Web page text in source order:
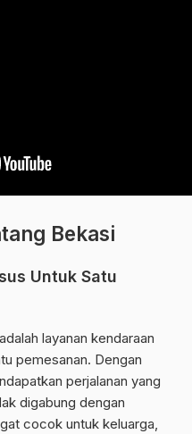
Bekasi
Untuk Satu
layanan kendaraan
pemesanan. Dengan
perjalanan yang
digabung dengan
cocok untuk keluarga,